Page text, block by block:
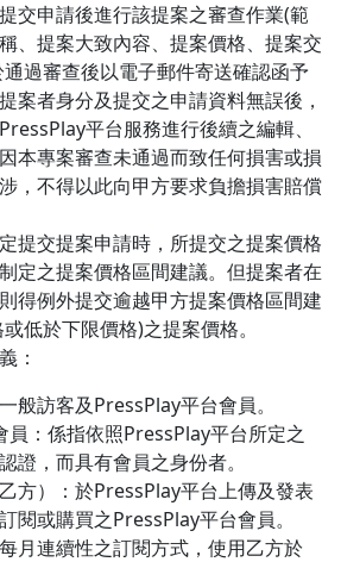
交申請後進行該提案之審查作業(範
、提案大致內容、提案價格、提案交
過審查後以電子郵件寄送確認函予
案者身分及提交之申請資料無誤後，
平台服務進行後續之編輯、
本專案審查未通過而致任何損害或損
，不得以此向甲方要求負擔損害賠償
提交提案申請時，所提交之提案價格
定之提案價格區間建議。但提案者在
得例外提交逾越甲方提案價格區間建
低於下限價格)之提案價格。
：
般訪客及PressPlay平台會員。
員：係指依照PressPlay平台所定之
證，而具有會員之身份者。
方）：於PressPlay平台上傳及發表
閱或購買之PressPlay平台會員。
月連續性之訂閱方式，使用乙方於